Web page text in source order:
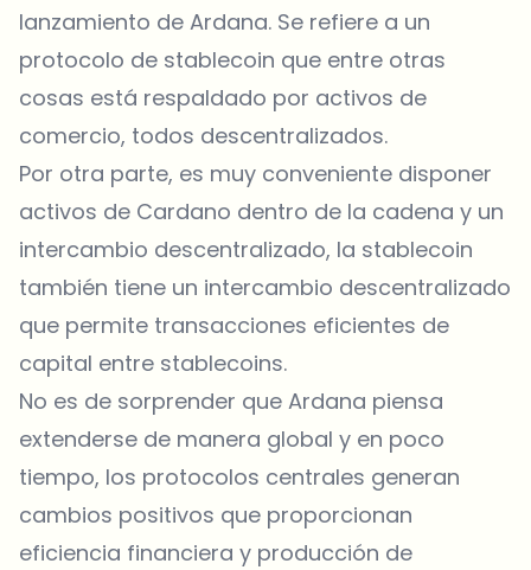
lanzamiento de Ardana. Se refiere a un
protocolo de stablecoin que entre otras
cosas está respaldado por activos de
comercio, todos descentralizados.
Por otra parte, es muy conveniente disponer
activos de Cardano dentro de la cadena y un
intercambio descentralizado, la stablecoin
también tiene un intercambio descentralizado
que permite transacciones eficientes de
capital entre stablecoins.
No es de sorprender que Ardana piensa
extenderse de manera global y en poco
tiempo, los protocolos centrales generan
cambios positivos que proporcionan
eficiencia financiera y producción de